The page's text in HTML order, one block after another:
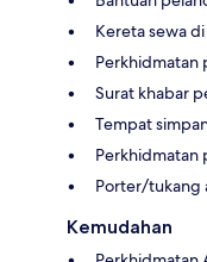
Kereta sewa
Perkhidmatan
Surat khabar
Tempat
Perkhidmatan
Porter/tukang
Kemudahan